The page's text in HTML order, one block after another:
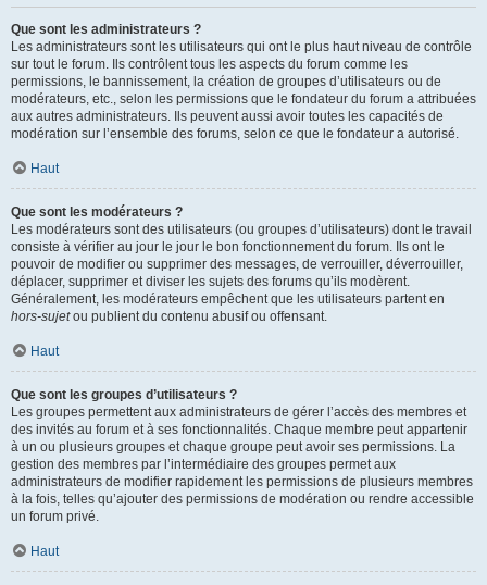
Que sont les administrateurs ?
Les administrateurs sont les utilisateurs qui ont le plus haut niveau de contrôle
sur tout le forum. Ils contrôlent tous les aspects du forum comme les
permissions, le bannissement, la création de groupes d’utilisateurs ou de
modérateurs, etc., selon les permissions que le fondateur du forum a attribuées
aux autres administrateurs. Ils peuvent aussi avoir toutes les capacités de
modération sur l’ensemble des forums, selon ce que le fondateur a autorisé.
Haut
Que sont les modérateurs ?
Les modérateurs sont des utilisateurs (ou groupes d’utilisateurs) dont le travail
consiste à vérifier au jour le jour le bon fonctionnement du forum. Ils ont le
pouvoir de modifier ou supprimer des messages, de verrouiller, déverrouiller,
déplacer, supprimer et diviser les sujets des forums qu’ils modèrent.
Généralement, les modérateurs empêchent que les utilisateurs partent en
hors-sujetou publient du contenu abusif ou offensant.
Haut
Que sont les groupes d’utilisateurs ?
Les groupes permettent aux administrateurs de gérer l’accès des membres et
des invités au forum et à ses fonctionnalités. Chaque membre peut appartenir
à un ou plusieurs groupes et chaque groupe peut avoir ses permissions. La
gestion des membres par l’intermédiaire des groupes permet aux
administrateurs de modifier rapidement les permissions de plusieurs membres
à la fois, telles qu’ajouter des permissions de modération ou rendre accessible
un forum privé.
Haut